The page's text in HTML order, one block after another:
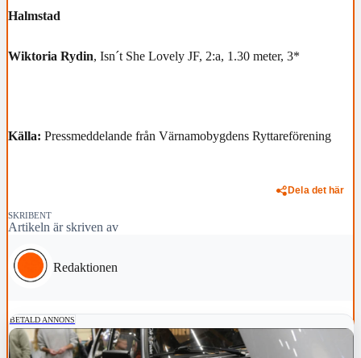
Halmstad
Wiktoria Rydin, Isn´t She Lovely JF, 2:a, 1.30 meter, 3*
Källa: Pressmeddelande från Värnamobygdens Ryttareförening
Dela det här
SKRIBENT
Artikeln är skriven av
Redaktionen
BETALD ANNONS